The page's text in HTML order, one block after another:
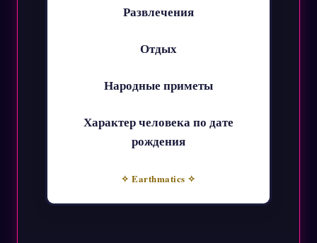
Развлечения
Отдых
Народные приметы
Характер человека по дате
рождения
✧ Earthmatics ✧